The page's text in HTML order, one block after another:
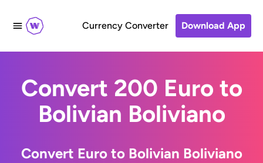
Currency Converter Download App
Convert 200 Euro to
Bolivian Boliviano
Convert Euro to Bolivian Boliviano